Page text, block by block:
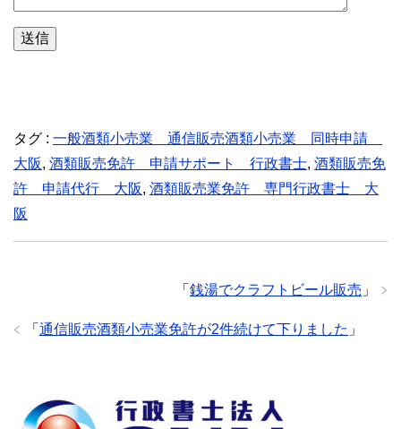
タグ : 一般酒類小売業 通信販売酒類小売業 同時申請
大阪, 酒類販売免許 申請サポート 行政書士, 酒類販売免
許 申請代行 大阪, 酒類販売業免許 専門行政書士 大
阪
「 銭湯でクラフトビール販売 」
「 通信販売酒類小売業免許が2件続けて下りました 」